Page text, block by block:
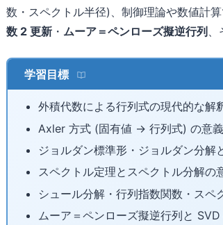
数・スペクトル半径)、制御理論や数値計
数 2 更新 ・ ムーア＝ペンローズ擬逆行列
学習目標
外積代数による行列式の現代的な解
Axler 方式 (固有値 → 行列式) の意
ジョルダン標準形・ジョルダン分解
スペクトル定理とスペクトル分解の
シュール分解・行列指数関数・スペ
ムーア＝ペンローズ擬逆行列と